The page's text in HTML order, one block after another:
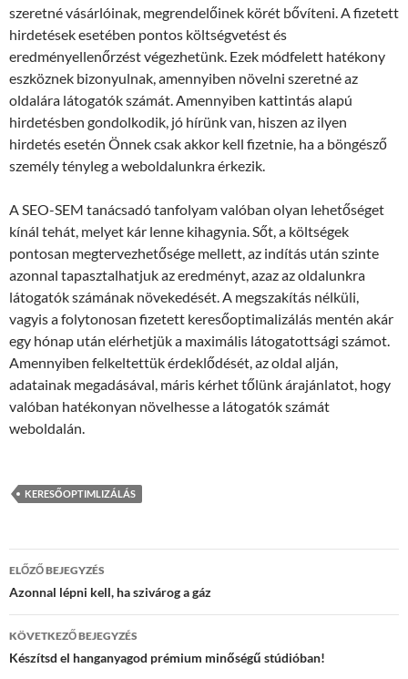
szeretné vásárlóinak, megrendelőinek körét bővíteni. A fizetett
hirdetések esetében pontos költségvetést és
eredményellenőrzést végezhetünk. Ezek módfelett hatékony
eszköznek bizonyulnak, amennyiben növelni szeretné az
oldalára látogatók számát. Amennyiben kattintás alapú
hirdetésben gondolkodik, jó hírünk van, hiszen az ilyen
hirdetés esetén Önnek csak akkor kell fizetnie, ha a böngésző
személy tényleg a weboldalunkra érkezik.
A SEO-SEM tanácsadó tanfolyam valóban olyan lehetőséget
kínál tehát, melyet kár lenne kihagynia. Sőt, a költségek
pontosan megtervezhetősége mellett, az indítás után szinte
azonnal tapasztalhatjuk az eredményt, azaz az oldalunkra
látogatók számának növekedését. A megszakítás nélküli,
vagyis a folytonosan fizetett keresőoptimalizálás mentén akár
egy hónap után elérhetjük a maximális látogatottsági számot.
Amennyiben felkeltettük érdeklődését, az oldal alján,
adatainak megadásával, máris kérhet tőlünk árajánlatot, hogy
valóban hatékonyan növelhesse a látogatók számát
weboldalán.
KERESŐOPTIMLIZÁLÁS
Bejegyzések
navigációja
ELŐZŐ BEJEGYZÉS
Azonnal lépni kell, ha szivárog a gáz
KÖVETKEZŐ BEJEGYZÉS
Készítsd el hanganyagod prémium minőségű stúdióban!